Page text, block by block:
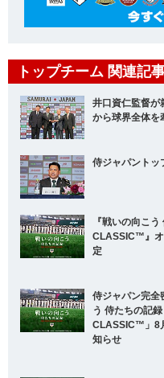
トップチーム 関連記
井口資仁監督が
から球界全体を
侍ジャパントッ
『戦いの向こ
CLASSIC™』オ
定
侍ジャパン完全
う 侍たちの記
CLASSIC™」8
知らせ